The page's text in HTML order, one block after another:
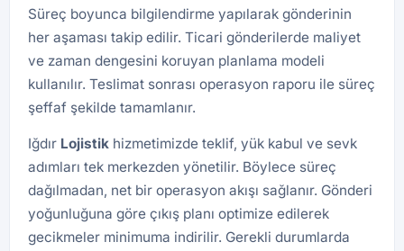
Süreç boyunca bilgilendirme yapılarak gönderinin
her aşaması takip edilir. Ticari gönderilerde maliyet
ve zaman dengesini koruyan planlama modeli
kullanılır. Teslimat sonrası operasyon raporu ile süreç
şeffaf şekilde tamamlanır.
Iğdır Lojistik hizmetimizde teklif, yük kabul ve sevk
adımları tek merkezden yönetilir. Böylece süreç
dağılmadan, net bir operasyon akışı sağlanır. Gönderi
yoğunluğuna göre çıkış planı optimize edilerek
gecikmeler minimuma indirilir. Gerekli durumlarda